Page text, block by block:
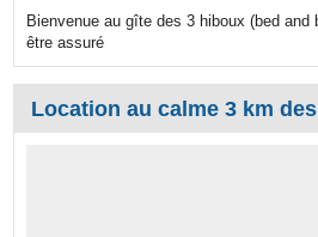
Bienvenue au gîte des 3 hiboux (bed and
être assuré
Location au calme 3 km